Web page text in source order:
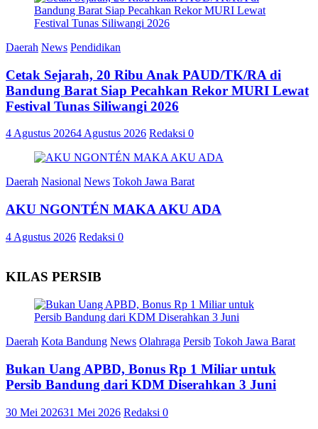
Daerah News Pendidikan
Cetak Sejarah, 20 Ribu Anak PAUD/TK/RA di
Bandung Barat Siap Pecahkan Rekor MURI Lewat
Festival Tunas Siliwangi 2026
4 Agustus 20264 Agustus 2026 Redaksi 0
Daerah Nasional News Tokoh Jawa Barat
AKU NGONTÉN MAKA AKU ADA
4 Agustus 2026 Redaksi 0
KILAS PERSIB
Daerah Kota Bandung News Olahraga Persib Tokoh Jawa Barat
Bukan Uang APBD, Bonus Rp 1 Miliar untuk
Persib Bandung dari KDM Diserahkan 3 Juni
30 Mei 202631 Mei 2026 Redaksi 0